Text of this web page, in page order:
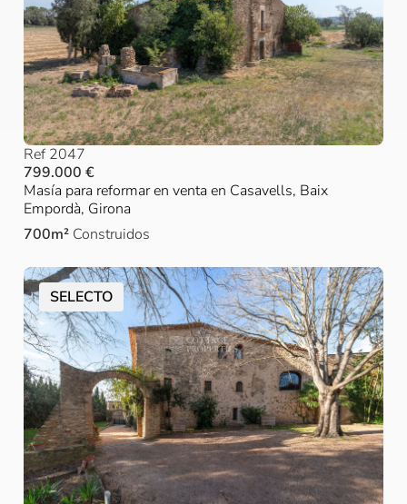
Ref 2047
799.000 €
Masía para reformar en venta en Casavells, Baix
Empordà, Girona
700m² Construidos
SELECTO